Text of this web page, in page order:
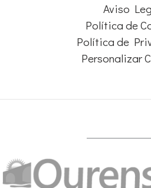
Aviso
Política de
Política de
Personalizar